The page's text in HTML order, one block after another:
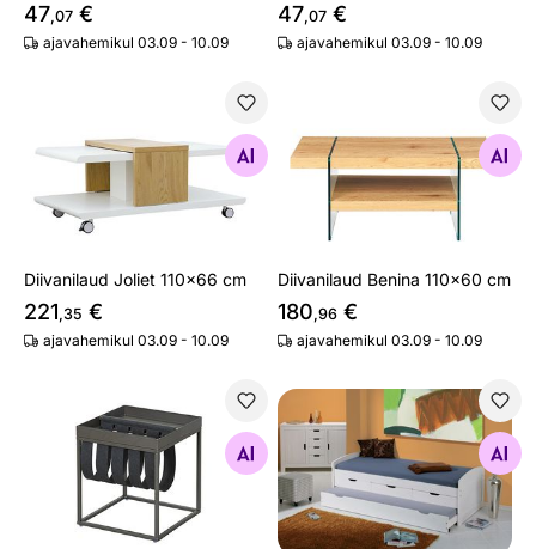
47,07 €
ajavahemikul 03.09 - 10.09
47,07 €
ajavahemikul 03.09 - 10.09
Diivanilaud Joliet 110x66 cm
Otsi sarnaseid
Diivanilaud Joliet 110x66 cm
221,35 €
ajavahemikul 03.09 - 10.09
Diivanilaud Benina 110x60
Otsi sarnaseid
Diivanilaud Benina 110x60 cm
180,96 €
ajavahemikul 03.09 - 10.09
Ajalehehoidja Club NY
Otsi sarnaseid
2-kohaline voodikomplekt
Otsi sarnaseid